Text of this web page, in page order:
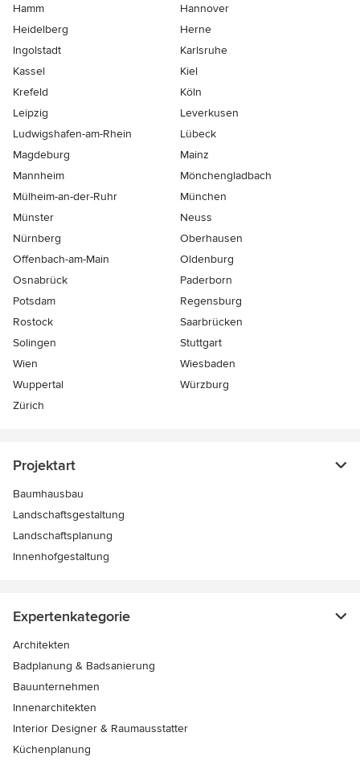
Hamm
Hannover
Heidelberg
Herne
Ingolstadt
Karlsruhe
Kassel
Kiel
Krefeld
Köln
Leipzig
Leverkusen
Ludwigshafen-am-Rhein
Lübeck
Magdeburg
Mainz
Mannheim
Mönchen­gladbach
Mülheim-an-der-Ruhr
München
Münster
Neuss
Nürnberg
Oberhausen
Offenbach-am-Main
Oldenburg
Osnabrück
Paderborn
Potsdam
Regensburg
Rostock
Saarbrücken
Solingen
Stuttgart
Wien
Wiesbaden
Wuppertal
Würzburg
Zürich
Projektart
Baumhausbau
Landschaftsgestaltung
Landschaftsplanung
Innenhofgestaltung
Expertenkategorie
Architekten
Badplanung & Badsanierung
Bauunternehmen
Innenarchitekten
Interior Designer & Raumausstatter
Küchenplanung